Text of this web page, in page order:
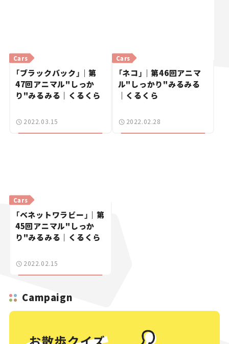
Cars
「ブラックバック」｜第
47回アニマル"しっか
り"みるみる｜くるくら
2022.03.15
Cars
「ネコ」｜第46回アニマ
ル"しっかり"みるみる
｜くるくら
2022.02.28
Cars
「ベネットワラビー」｜第
45回アニマル"しっか
り"みるみる｜くるくら
2022.02.15
Campaign